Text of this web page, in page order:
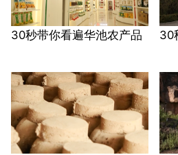
30秒带你看遍华池农产品 30